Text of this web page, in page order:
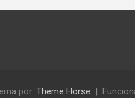
por: Theme Horse